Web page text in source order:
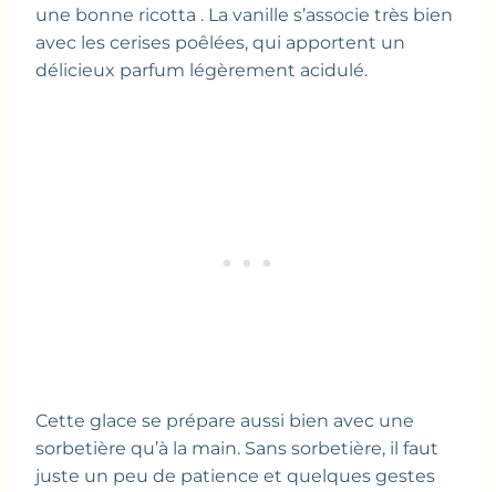
une bonne ricotta . La vanille s’associe très bien
avec les cerises poêlées, qui apportent un
délicieux parfum légèrement acidulé.
Cette glace se prépare aussi bien avec une
sorbetière qu’à la main. Sans sorbetière, il faut
juste un peu de patience et quelques gestes